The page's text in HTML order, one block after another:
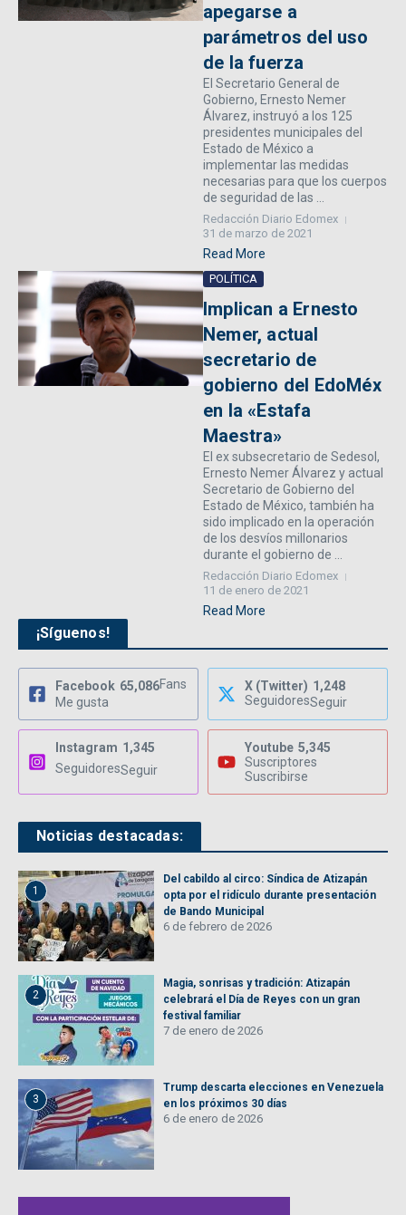
apegarse a
parámetros del uso
de la fuerza
El Secretario General de
Gobierno, Ernesto Nemer
Álvarez, instruyó a los 125
presidentes municipales del
Estado de México a
implementar las medidas
necesarias para que los cuerpos
de seguridad de las ...
Redacción Diario Edomex
31 de marzo de 2021
Read More
POLÍTICA
Implican a Ernesto
Nemer, actual
secretario de
gobierno del EdoMéx
en la «Estafa
Maestra»
El ex subsecretario de Sedesol,
Ernesto Nemer Álvarez y actual
Secretario de Gobierno del
Estado de México, también ha
sido implicado en la operación
de los desvíos millonarios
durante el gobierno de ...
Redacción Diario Edomex
11 de enero de 2021
Read More
¡Síguenos!
Facebook 65,086Fans
Me gusta
X (Twitter) 1,248
SeguidoresSeguir
Instagram 1,345
SeguidoresSeguir
Youtube 5,345
Suscriptores
Suscribirse
Noticias destacadas:
1
Del cabildo al circo: Síndica de Atizapán
opta por el ridículo durante presentación
de Bando Municipal
6 de febrero de 2026
2
Magia, sonrisas y tradición: Atizapán
celebrará el Día de Reyes con un gran
festival familiar
7 de enero de 2026
3
Trump descarta elecciones en Venezuela
en los próximos 30 días
6 de enero de 2026